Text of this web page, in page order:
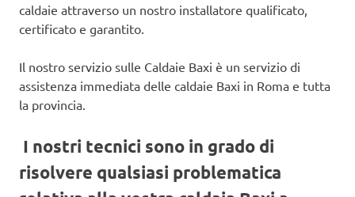
caldaie attraverso un nostro installatore qualificato,
certificato e garantito.
Il nostro servizio sulle Caldaie Baxi è un servizio di
assistenza immediata delle caldaie Baxi in Roma e tutta
la provincia.
I nostri tecnici sono in grado di
risolvere qualsiasi problematica